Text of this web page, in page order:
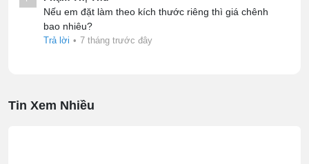
Nếu em đặt làm theo kích thước riêng thì giá chênh
bao nhiêu?
Trả lời • 7 tháng trước đây
Tin Xem Nhiều